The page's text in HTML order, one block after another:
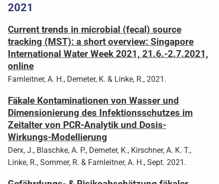
2021
Current trends in microbial (fecal) source
tracking (MST): a short overview: Singapore
International Water Week 2021, 21.6.-2.7.2021,
online
Farnleitner, A. H., Demeter, K. & Linke, R., 2021.
Fäkale Kontaminationen von Wasser und
Dimensionierung des Infektionsschutzes im
Zeitalter von PCR-Analytik und Dosis-
Wirkungs-Modellierung
Derx, J., Blaschke, A. P., Demeter, K., Kirschner, A. K. T.,
Linke, R., Sommer, R. & Farnleitner, A. H., Sept. 2021.